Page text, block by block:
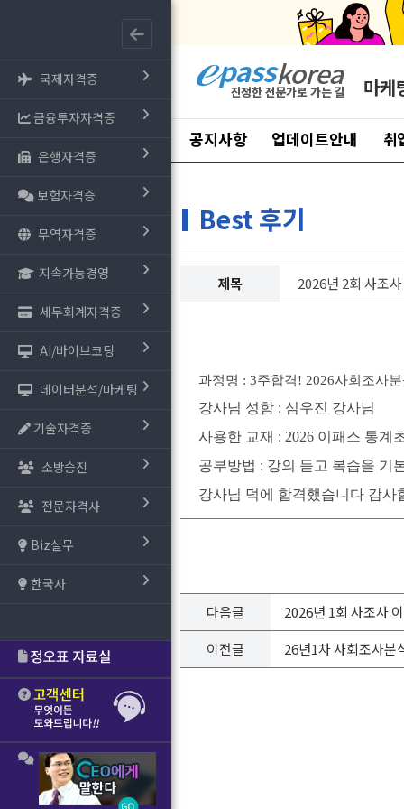
국제자격증
금융투자자격증
은행자격증
보험자격증
무역자격증
지속가능경영
세무회계자격증
AI/바이브코딩
데이터분석/마케팅
기술자격증
소방승진
전문자격사
Biz실무
한국사
마케
공지사항 업데이트안내 취
Best 후기
제목 2026년 2회 사조
과정명 : 3주합격! 2026사회조사
강사님 성함 : 심우진 강사님
사용한 교재 : 2026 이패스 통계
공부방법 : 강의 듣고 복습을 기
강사님 덕에 합격했습니다 감사
다음글
2026년 1회 사조사
이전글
26년1차 사회조사분